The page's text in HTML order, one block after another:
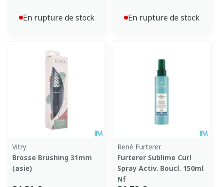
En rupture de stock En rupture de stock
Vitry
Brosse Brushing 31mm
(asie)
René Furterer
Furterer Sublime Curl
Spray Activ. Boucl. 150ml
Nf